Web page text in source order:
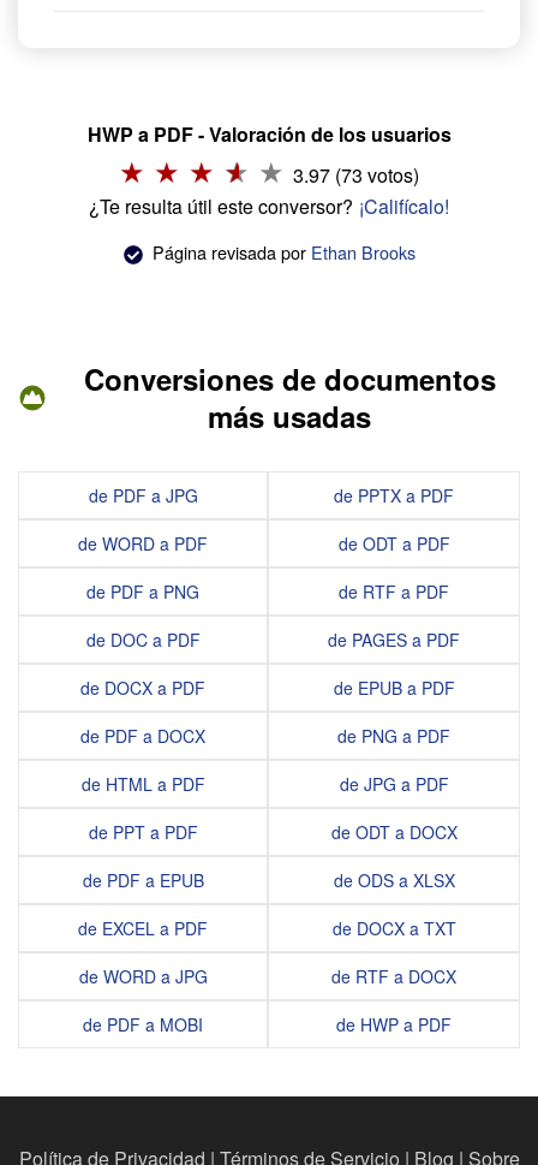
HWP a PDF - Valoración de los usuarios
3.97 (73 votos)
¿Te resulta útil este conversor? ¡Califícalo!
Página revisada por Ethan Brooks
Conversiones de documentos
más usadas
de PDF a JPG
de WORD a PDF
de PDF a PNG
de DOC a PDF
de DOCX a PDF
de PDF a DOCX
de HTML a PDF
de PPT a PDF
de PDF a EPUB
de EXCEL a PDF
de WORD a JPG
de PDF a MOBI
de PPTX a PDF
de ODT a PDF
de RTF a PDF
de PAGES a PDF
de EPUB a PDF
de PNG a PDF
de JPG a PDF
de ODT a DOCX
de ODS a XLSX
de DOCX a TXT
de RTF a DOCX
de HWP a PDF
Política de Privacidad | Términos de Servicio | Blog | Sobre